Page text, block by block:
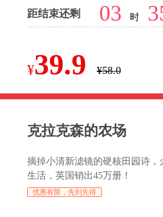
距结束还剩 03 时
¥39.9 ¥58.0
克拉克森的农场
摘掉小清新滤镜的硬核田园诗
生活，英国销出45万册！
优惠有限，先到先得